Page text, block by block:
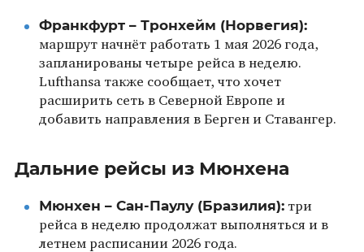
Франкфурт – Тронхейм (Норвегия):
маршрут начнёт работать 1 мая 2026 года,
запланированы четыре рейса в неделю.
Lufthansa также сообщает, что хочет
расширить сеть в Северной Европе и
добавить направления в Берген и Ставангер.
Дальние рейсы из Мюнхена
Мюнхен – Сан-Паулу (Бразилия):три
рейса в неделю продолжат выполняться и в
летнем расписании 2026 года.